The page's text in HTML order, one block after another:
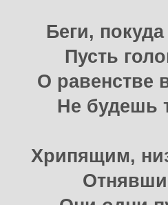
Беги,
Пусть
О равенстве
Не будешь
Хрипящим,